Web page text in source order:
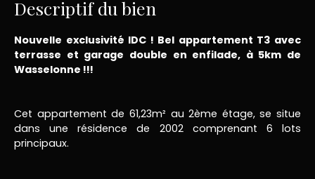
Descriptif du bien
Nouvelle exclusivité IDC ! Bel appartement T3 avec
terrasse et garage double en enfilade, à 5km de
Wasselonne !!!
Cet appartement de 61,23m² au 2ème étage, se situe
dans une résidence de 2002 comprenant 6 lots
principaux.